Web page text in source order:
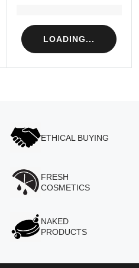
LOADING...
ETHICAL BUYING
FRESH
COSMETICS
NAKED
PRODUCTS